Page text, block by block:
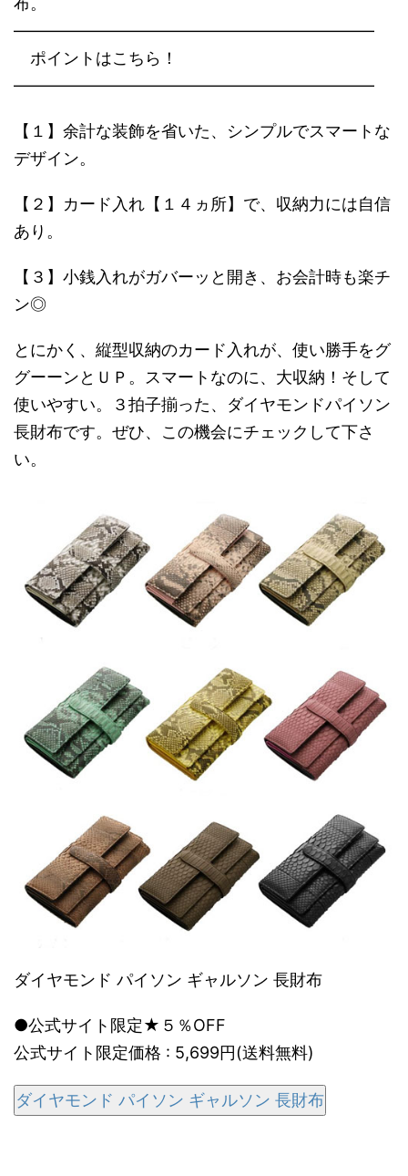
――――――――――――――――――――――
ポイントはこちら！
――――――――――――――――――――――
【１】余計な装飾を省いた、シンプルでスマートな
デザイン。
【２】カード入れ【１４ヵ所】で、収納力には自信
あり。
【３】小銭入れがガバーッと開き、お会計時も楽チ
ン◎
とにかく、縦型収納のカード入れが、使い勝手をグ
グーーンとＵＰ。スマートなのに、大収納！そして
使いやすい。３拍子揃った、ダイヤモンドパイソン
長財布です。ぜひ、この機会にチェックして下さ
い。
ダイヤモンド パイソン ギャルソン 長財布
●公式サイト限定★５％OFF
公式サイト限定価格 : 5,699円(送料無料)
ダイヤモンド パイソン ギャルソン 長財布